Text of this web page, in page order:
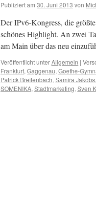
Publiziert am 30. Juni 2013 von
Der IPv6-Kongress, die
schönes Highlight. An zwei
am Main über das neu
Veröffentlicht unterAllgemein |
Frankfurt, Gaggenau, Goethe-
Patrick Breitenbach, Samira Jakobs,
SOMENIKA, Stadtmarketing, Sven